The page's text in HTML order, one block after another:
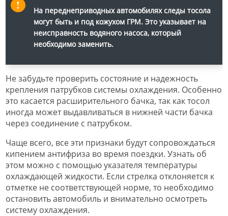
На переднеприводных автомобилях следы тосола
могут быть и под кожухом ГРМ. Это указывает на
неисправность водяного насоса, который
необходимо заменить.
Не забудьте проверить состояние и надежность
крепления патрубков системы охлаждения. Особенно
это касается расширительного бачка, так как тосол
иногда может выдавливаться в нижней части бачка
через соединение с патрубком.
Чаще всего, все эти признаки будут сопровождаться
кипением антифриза во время поездки. Узнать об
этом можно с помощью указателя температуры
охлаждающей жидкости. Если стрелка отклоняется к
отметке не соответствующей норме, то необходимо
остановить автомобиль и внимательно осмотреть
систему охлаждения.